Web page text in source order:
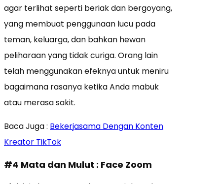
agar terlihat seperti beriak dan bergoyang,
yang membuat penggunaan lucu pada
teman, keluarga, dan bahkan hewan
peliharaan yang tidak curiga. Orang lain
telah menggunakan efeknya untuk meniru
bagaimana rasanya ketika Anda mabuk
atau merasa sakit.
Baca Juga : Bekerjasama Dengan Konten
Kreator TikTok
#4 Mata dan Mulut : Face Zoom